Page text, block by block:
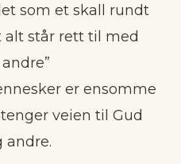
som et skall rundt
alt står rett til med
er ensomme
veien til Gud
andre.